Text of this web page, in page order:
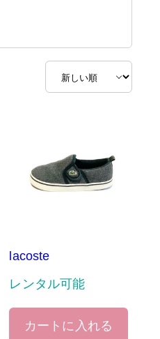
lacoste
レンタル可能
カートに入れる